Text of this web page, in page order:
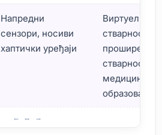
Напредни
сензори, носиви
хаптички уређаји
Виртуелна
стварност,
проширена
стварност,
медицина,
образовање